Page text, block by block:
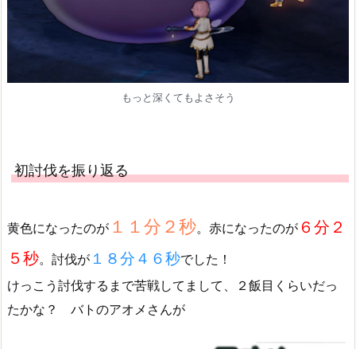
もっと深くてもよさそう
初討伐を振り返る
黄色になったのが １１分２秒。赤になったのが ６分２
５秒。討伐が １８分４６秒でした！
けっこう討伐するまで苦戦してまして、２飯目くらいだっ
たかな？ バトのアオメさんが